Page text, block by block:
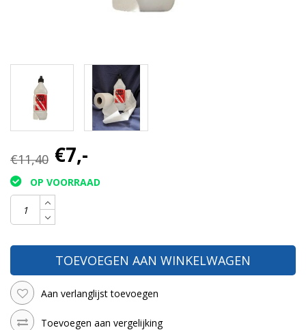
€11,40 €7,-
OP VOORRAAD
TOEVOEGEN AAN WINKELWAGEN
Aan verlanglijst toevoegen
Toevoegen aan vergelijking